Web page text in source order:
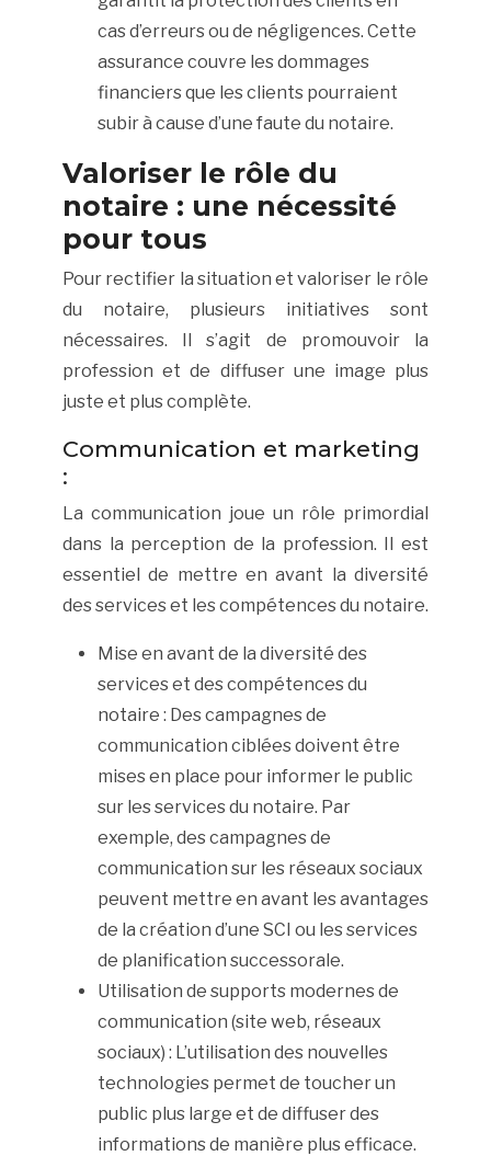
cas d’erreurs ou de négligences. Cette
assurance couvre les dommages
financiers que les clients pourraient
subir à cause d’une faute du notaire.
Valoriser le rôle du
notaire : une nécessité
pour tous
Pour rectifier la situation et valoriser le rôle
du notaire, plusieurs initiatives sont
nécessaires. Il s’agit de promouvoir la
profession et de diffuser une image plus
juste et plus complète.
Communication et marketing
:
La communication joue un rôle primordial
dans la perception de la profession. Il est
essentiel de mettre en avant la diversité
des services et les compétences du notaire.
Mise en avant de la diversité des
services et des compétences du
notaire : Des campagnes de
communication ciblées doivent être
mises en place pour informer le public
sur les services du notaire. Par
exemple, des campagnes de
communication sur les réseaux sociaux
peuvent mettre en avant les avantages
de la création d’une SCI ou les services
de planification successorale.
Utilisation de supports modernes de
communication (site web, réseaux
sociaux) : L’utilisation des nouvelles
technologies permet de toucher un
public plus large et de diffuser des
informations de manière plus efficace.